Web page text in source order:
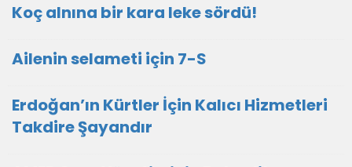
Koç alnına bir kara leke sördü!
Ailenin selameti için 7-S
Erdoğan’ın Kürtler İçin Kalıcı Hizmetleri
Takdire Şayandır